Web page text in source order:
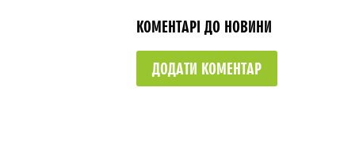
КОМЕНТАРІ ДО НОВИНИ
ДОДАТИ КОМЕНТАР